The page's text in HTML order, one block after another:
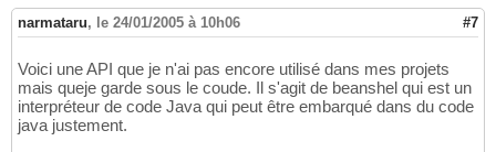
narmataru, le 24/01/2005 à 10h06 #7
Voici une API que je n'ai pas encore utilisé dans mes projets
mais queje garde sous le coude. Il s'agit de beanshel qui est un
interpréteur de code Java qui peut être embarqué dans du code
java justement.